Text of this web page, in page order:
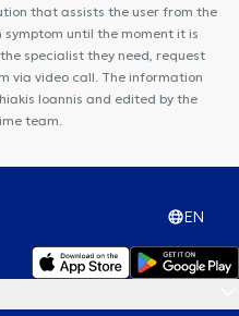
that assists the user from the
until the moment it is
specialist they need, request
via video call. The information
Ioannis and edited by the
team.
EN